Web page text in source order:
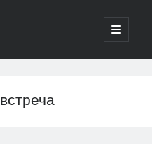
отрыть
встреча